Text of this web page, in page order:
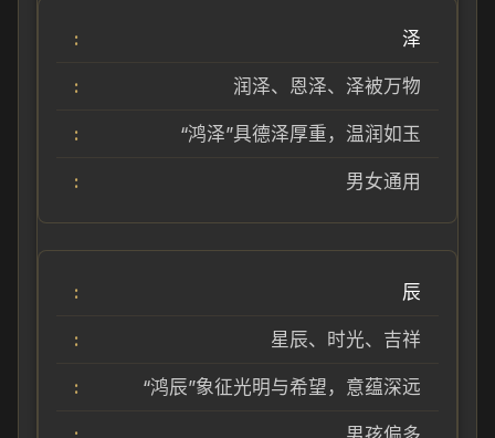
泽
润泽、恩泽、泽被万物
“鸿泽”具德泽厚重，温润如玉
男女通用
辰
星辰、时光、吉祥
“鸿辰”象征光明与希望，意蕴深远